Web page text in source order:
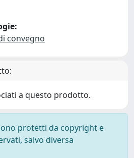
convegno
a questo prodotto.
protetti da copyright e
salvo diversa